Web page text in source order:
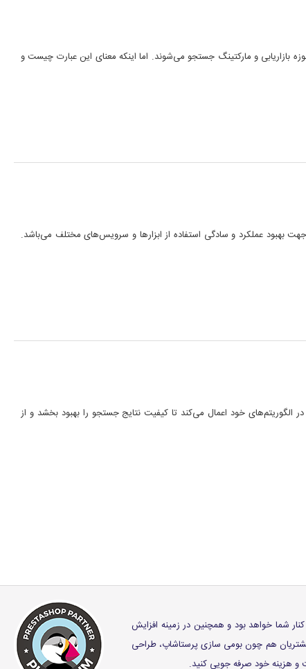
بازاریابی و مارکتینگ جستجو می‌شوند. اما اینکه معنای این عبارت چیست و
بهبود عملکرد و سادگی استفاده از ابزارها و سرویس‌های مختلف می‌باشد.
الگوریتم‌های خود اعمال می‌کند تا کیفیت نتایج جستجو را بهبود بخشد و از
شما خواهد بود و همچنین در زمینه افزایش
هم چون بومی سازی پرستاشاپ، طراحی
و هزینه خود صرفه جویی کنید.